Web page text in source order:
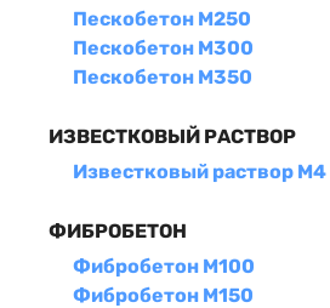
Пескобетон М250
Пескобетон М300
Пескобетон М350
ИЗВЕСТКОВЫЙ РАСТВОР
Известковый раствор М4
ФИБРОБЕТОН
Фибробетон М100
Фибробетон М150